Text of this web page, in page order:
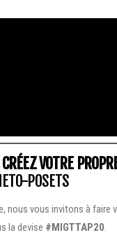
VOTRE
POSETS
nous vous invitons à faire
la devise #MIGTTAP20.